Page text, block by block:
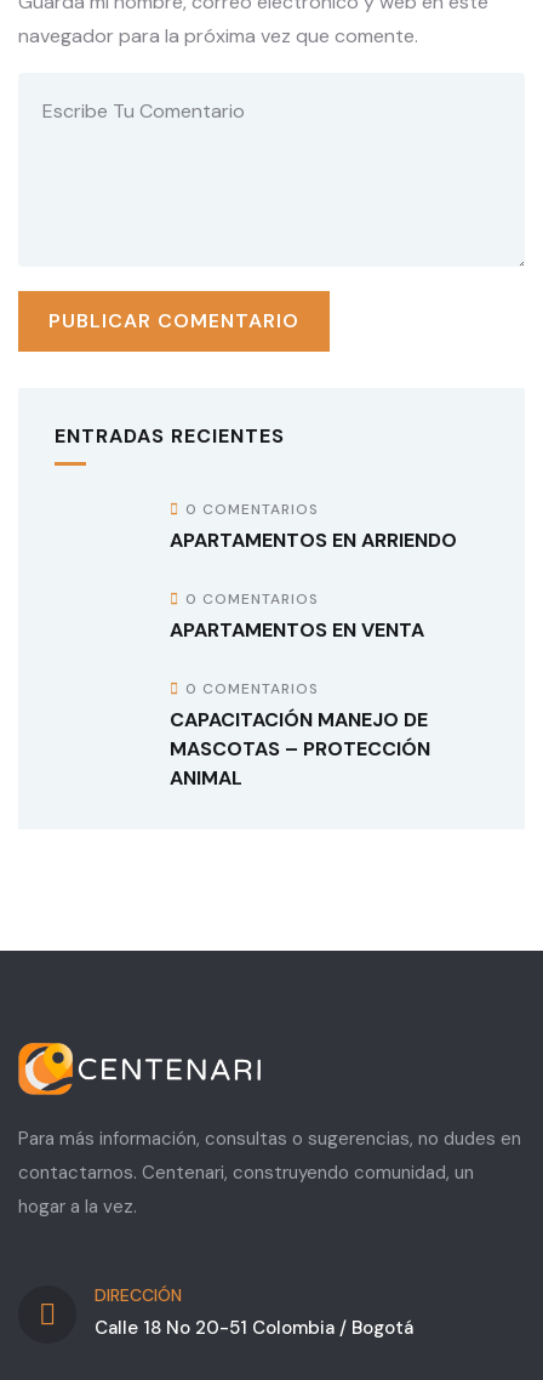
navegador para la próxima vez que comente.
ENTRADAS RECIENTES
0 COMENTARIOS
APARTAMENTOS EN ARRIENDO
0 COMENTARIOS
APARTAMENTOS EN VENTA
0 COMENTARIOS
CAPACITACIÓN MANEJO DE
MASCOTAS – PROTECCIÓN
ANIMAL
Para más información, consultas o sugerencias, no dudes en
contactarnos. Centenari, construyendo comunidad, un
hogar a la vez.
DIRECCIÓN
Calle 18 No 20-51 Colombia / Bogotá